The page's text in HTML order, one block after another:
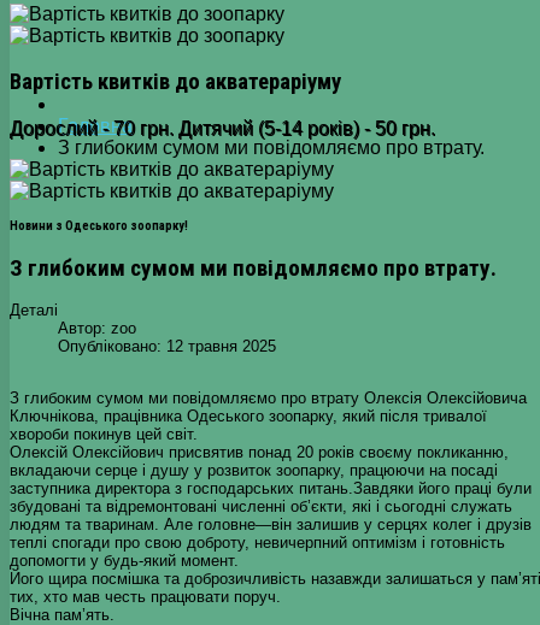
Вартість квитків до акватераріуму
Дорослий - 70 грн. Дитячий (5-14 років) - 50 грн.
Головна
З глибоким сумом ми повідомляємо про втрату.
Новини з Одеського зоопарку!
З глибоким сумом ми повідомляємо про втрату.
Деталі
Автор: zoo
Опубліковано: 12 травня 2025
З глибоким сумом ми повідомляємо про втрату Олексія Олексійовича
Ключнікова, працівника Одеського зоопарку, який після тривалої
хвороби покинув цей світ.
Олексій Олексійович присвятив понад 20 років своєму покликанню,
вкладаючи серце і душу у розвиток зоопарку, працюючи на посаді
заступника директора з господарських питань.Завдяки його праці були
збудовані та відремонтовані численні об’єкти, які і сьогодні служать
людям та тваринам. Але головне—він залишив у серцях колег і друзів
теплі спогади про свою доброту, невичерпний оптимізм і готовність
допомогти у будь-який момент.
Його щира посмішка та доброзичливість назавжди залишаться у пам’яті
тих, хто мав честь працювати поруч.
Вічна пам’ять.